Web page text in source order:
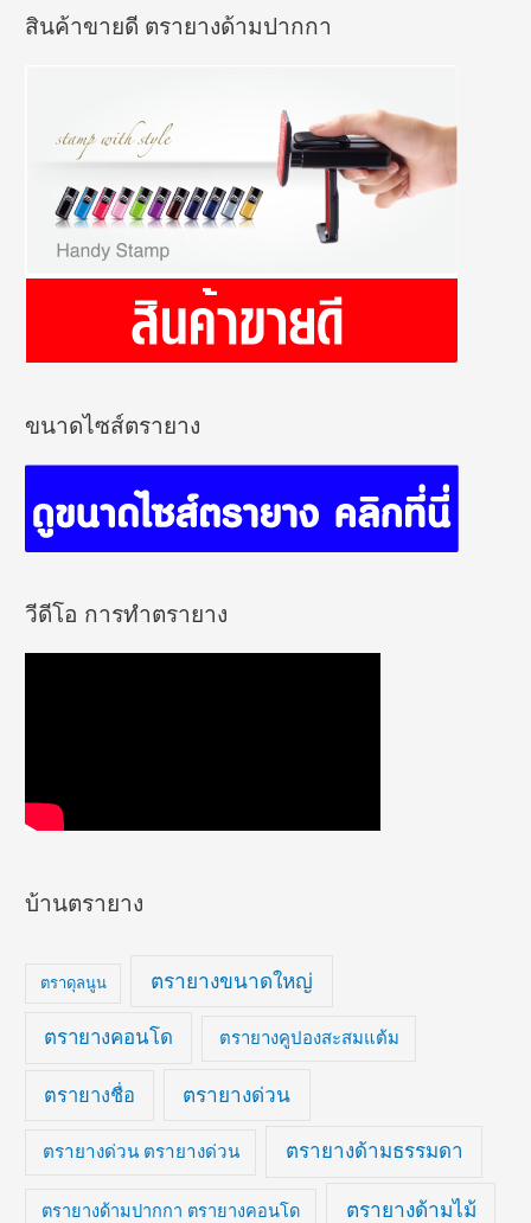
สินค้าขายดี ตรายางด้ามปากกา
ขนาดไซส์ตรายาง
วีดีโอ การทำตรายาง
บ้านตรายาง
ตราดุลนูน ตรายางขนาดใหญ่
ตรายางคอนโด ตรายางคูปองสะสมแต้ม
ตรายางชื่อ ตรายางด่วน
ตรายางด่วน ตรายางด่วน ตรายางด้ามธรรมดา
ตรายางด้ามปากกา ตรายางคอนโด ตรายางด้ามไม้